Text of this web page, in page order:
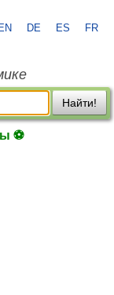
EN DE ES FR
Найти!
⚽